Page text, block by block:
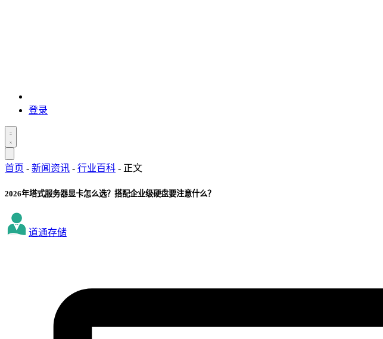
登录
首页 - 新闻资讯 - 行业百科 - 正文
2026年塔式服务器显卡怎么选？搭配企业级硬盘要注意什么？
道通存储